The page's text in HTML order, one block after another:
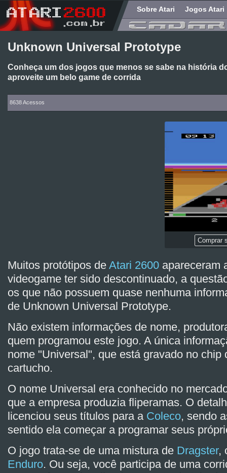
Sobre Atari Jogos Atari
Unknown Universal Prototype
Conheça um dos jogos que menos se sabe na história
aproveite um belo game de corrida
8638 Acessos
Comprar
Muitos protótipos de Atari 2600 apareceram
videogame ter sido descontinuado, a
os que não possuem quase nenhuma
de Unknown Universal Prototype.
Não existem informações de nome,
quem programou este jogo. A única
nome "Universal", que está gravado no chip
cartucho.
O nome Universal era conhecido no
que a empresa produzia fliperamas. O
licenciou seus títulos para a Coleco, sendo
sentido ela começar a programar seus
O jogo trata-se de uma mistura de Dragster,
Enduro. Ou seja, você participa de uma